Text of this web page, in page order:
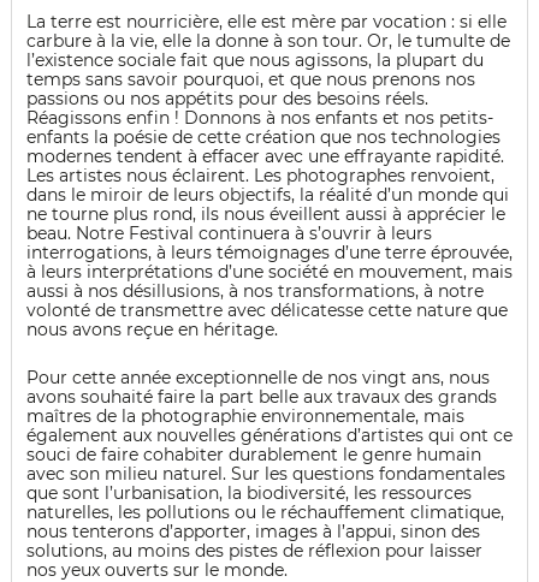
La terre est nourricière, elle est mère par vocation : si elle
carbure à la vie, elle la donne à son tour. Or, le tumulte de
l’existence sociale fait que nous agissons, la plupart du
temps sans savoir pourquoi, et que nous prenons nos
passions ou nos appétits pour des besoins réels.
Réagissons enfin ! Donnons à nos enfants et nos petits-
enfants la poésie de cette création que nos technologies
modernes tendent à effacer avec une effrayante rapidité.
Les artistes nous éclairent. Les photographes renvoient,
dans le miroir de leurs objectifs, la réalité d’un monde qui
ne tourne plus rond, ils nous éveillent aussi à apprécier le
beau. Notre Festival continuera à s’ouvrir à leurs
interrogations, à leurs témoignages d’une terre éprouvée,
à leurs interprétations d’une société en mouvement, mais
aussi à nos désillusions, à nos transformations, à notre
volonté de transmettre avec délicatesse cette nature que
nous avons reçue en héritage.
Pour cette année exceptionnelle de nos vingt ans, nous
avons souhaité faire la part belle aux travaux des grands
maîtres de la photographie environnementale, mais
également aux nouvelles générations d’artistes qui ont ce
souci de faire cohabiter durablement le genre humain
avec son milieu naturel. Sur les questions fondamentales
que sont l’urbanisation, la biodiversité, les ressources
naturelles, les pollutions ou le réchauffement climatique,
nous tenterons d’apporter, images à l’appui, sinon des
solutions, au moins des pistes de réflexion pour laisser
nos yeux ouverts sur le monde.